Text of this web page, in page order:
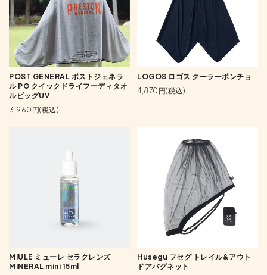
POST GENERAL ポストジェネラ
ル PG クイックドライフーディタオ
ルビッグUV
3,960円(税込)
LOGOS ロゴス クーラーポンチョ
4,870円(税込)
MIULE ミューレ セラクレンズ
MINERAL mini 15ml
Husegu フセグ トレイル&アウト
ドアバグネット